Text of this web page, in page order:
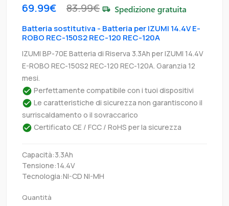
69.99€ 83.99€
Batteria sostitutiva - Batteria per IZUMI 14.4V E-
ROBO REC-150S2 REC-120 REC-120A
IZUMI BP-70E Batteria di Riserva 3.3Ah per IZUMI 14.4V
E-ROBO REC-150S2 REC-120 REC-120A. Garanzia 12
mesi.
Perfettamente compatibile con i tuoi dispositivi
Le caratteristiche di sicurezza non garantiscono il
surriscaldamento o il sovraccarico
Certificato CE / FCC / RoHS per la sicurezza
Capacità:3.3Ah
Tensione:14.4V
Tecnologia:NI-CD NI-MH
Quantità